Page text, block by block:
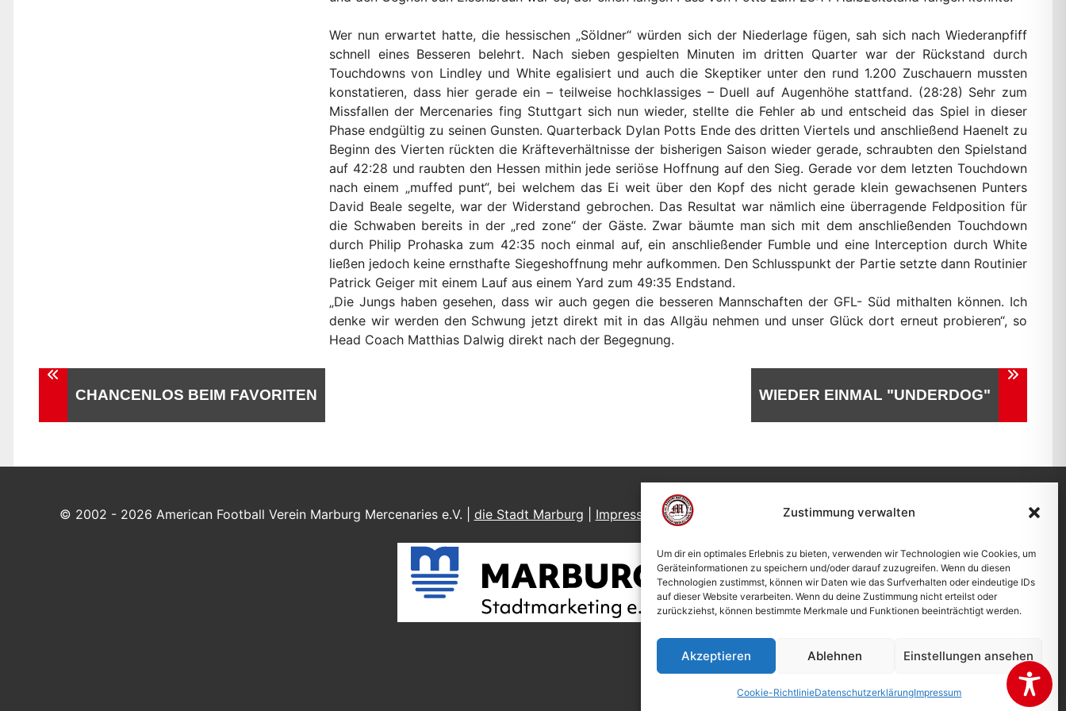
Zustimmung verwalten
Um dir ein optimales Erlebnis zu bieten, verwenden wir Technologien wie Cookies, um
Geräteinformationen zu speichern und/oder darauf zuzugreifen. Wenn du diesen
Technologien zustimmst, können wir Daten wie das Surfverhalten oder eindeutige IDs
auf dieser Website verarbeiten. Wenn du deine Zustimmung nicht erteilst oder
zurückziehst, können bestimmte Merkmale und Funktionen beeinträchtigt werden.
Akzeptieren Ablehnen Einstellungen ansehen
Cookie-RichtlinieDatenschutzerklärungImpressum
Wer nun erwartet hatte, die hessischen „Söldner“ würden sich der Niederlage fügen, sah sich nach Wiederanpfiff
schnell eines Besseren belehrt. Nach sieben gespielten Minuten im dritten Quarter war der Rückstand durch
Touchdowns von Lindley und White egalisiert und auch die Skeptiker unter den rund 1.200 Zuschauern mussten
konstatieren, dass hier gerade ein – teilweise hochklassiges – Duell auf Augenhöhe stattfand. (28:28) Sehr zum
Missfallen der Mercenaries fing Stuttgart sich nun wieder, stellte die Fehler ab und entscheid das Spiel in dieser
Phase endgültig zu seinen Gunsten. Quarterback Dylan Potts Ende des dritten Viertels und anschließend Haenelt zu
Beginn des Vierten rückten die Kräfteverhältnisse der bisherigen Saison wieder gerade, schraubten den Spielstand
auf 42:28 und raubten den Hessen mithin jede seriöse Hoffnung auf den Sieg. Gerade vor dem letzten Touchdown
nach einem „muffed punt“, bei welchem das Ei weit über den Kopf des nicht gerade klein gewachsenen Punters
David Beale segelte, war der Widerstand gebrochen. Das Resultat war nämlich eine überragende Feldposition für
die Schwaben bereits in der „red zone“ der Gäste. Zwar bäumte man sich mit dem anschließenden Touchdown
durch Philip Prohaska zum 42:35 noch einmal auf, ein anschließender Fumble und eine Interception durch White
ließen jedoch keine ernsthafte Siegeshoffnung mehr aufkommen. Den Schlusspunkt der Partie setzte dann Routinier
Patrick Geiger mit einem Lauf aus einem Yard zum 49:35 Endstand.
„Die Jungs haben gesehen, dass wir auch gegen die besseren Mannschaften der GFL- Süd mithalten können. Ich
denke wir werden den Schwung jetzt direkt mit in das Allgäu nehmen und unser Glück dort erneut probieren“, so
Head Coach Matthias Dalwig direkt nach der Begegnung.
Beitragsnavigation
CHANCENLOS BEIM FAVORITEN WIEDER EINMAL "UNDERDOG"
© 2002 - 2026 American Football Verein Marburg Mercenaries e.V. | die Stadt Marburg Impressum |Datenschutzerklärung|Cookie-Richtlinie (EU)